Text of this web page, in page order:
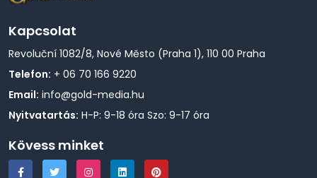
Kapcsolat
Revoluční 1082/8, Nové Město (Praha 1), 110 00 Praha
Telefon: + 06 70 166 9220
Email: info@gold-media.hu
Nyitvatartás: H-P: 9-18 óra Szo: 9-17 óra
Kövess minket